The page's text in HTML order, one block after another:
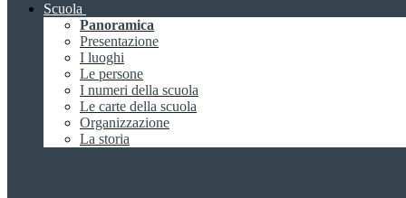
Scuola
Panoramica
Presentazione
I luoghi
Le persone
I numeri della scuola
Le carte della scuola
Organizzazione
La storia